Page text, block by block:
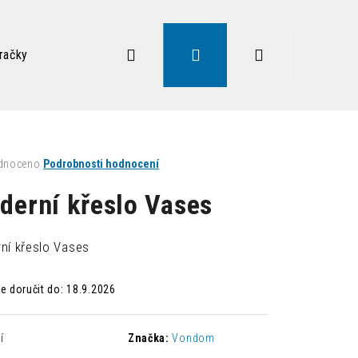
Zdravé sezení Doplňky Lampy
Přihlášení
Podrobnosti hodnocení
křeslo Vases
křeslo Vases
doručit do: 18.9.2026
Značka:Vondom
Následující